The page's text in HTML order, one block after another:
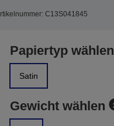
C13S041845
Papiertyp wählen
Satin
Gewicht wählen